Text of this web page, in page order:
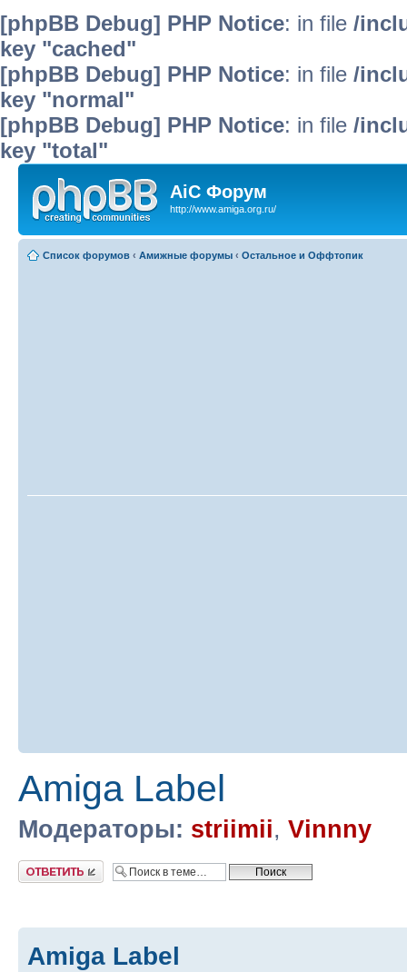
[phpBB Debug] PHP Notice: in file /
key "cached"
[phpBB Debug] PHP Notice: in file /
key "normal"
[phpBB Debug] PHP Notice: in file /
key "total"
AiC Форум
http://www.amiga.org.ru/
Список форумов ‹ Амижные форумы ‹ Остальное и Оффтопик
Amiga Label
Модераторы: striimii, Vinnny
Ответить
Amiga Label